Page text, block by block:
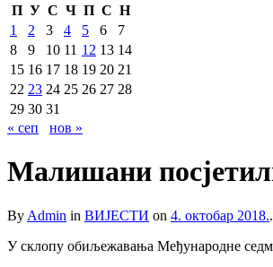
П У С Ч П С Н
1
2 3 4 5 6
7
8
9 10 11 12 13 14
15 16 17 18 19 20 21
22 23 24 25 26 27 28
29 30 31
« сеп
нов »
Малишани
By Admin in ВИЈЕСТИ on 4. октобар 2018..
У склопу обиљежавања Међународне